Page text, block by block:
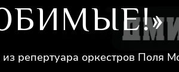
репертуара оркестров Поля